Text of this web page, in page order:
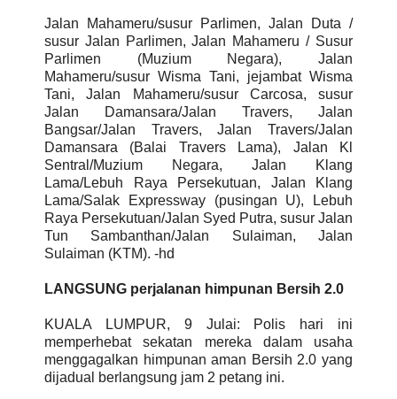
Jalan Mahameru/susur Parlimen, Jalan Duta /
susur Jalan Parlimen, Jalan Mahameru / Susur
Parlimen (Muzium Negara), Jalan
Mahameru/susur Wisma Tani, jejambat Wisma
Tani, Jalan Mahameru/susur Carcosa, susur
Jalan Damansara/Jalan Travers, Jalan
Bangsar/Jalan Travers, Jalan Travers/Jalan
Damansara (Balai Travers Lama), Jalan Kl
Sentral/Muzium Negara, Jalan Klang
Lama/Lebuh Raya Persekutuan, Jalan Klang
Lama/Salak Expressway (pusingan U), Lebuh
Raya Persekutuan/Jalan Syed Putra, susur Jalan
Tun Sambanthan/Jalan Sulaiman, Jalan
Sulaiman (KTM). -hd
LANGSUNG perjalanan himpunan Bersih 2.0
KUALA LUMPUR, 9 Julai: Polis hari ini
memperhebat sekatan mereka dalam usaha
menggagalkan himpunan aman Bersih 2.0 yang
dijadual berlangsung jam 2 petang ini.